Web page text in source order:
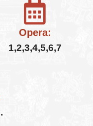
Opera:
1,2,3,4,5,6,7